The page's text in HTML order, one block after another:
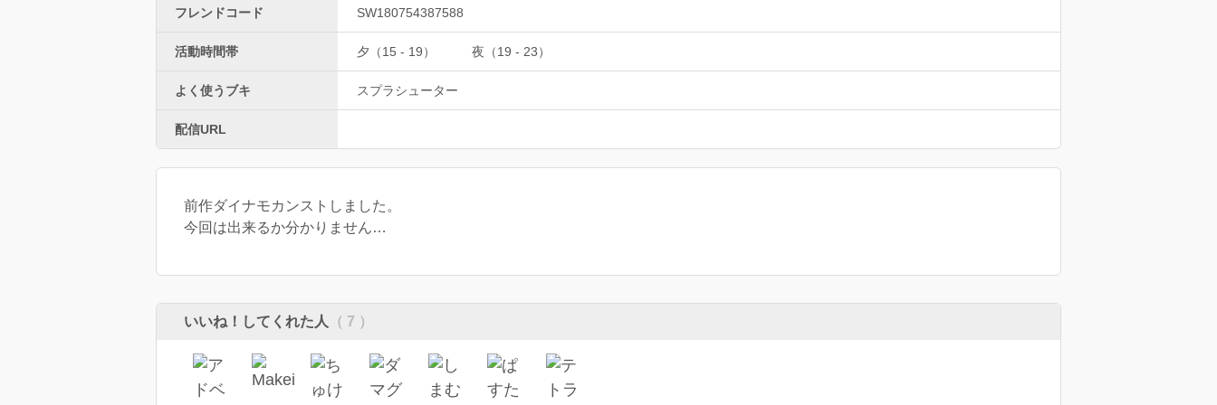
フレンドコード SW180754387588
活動時間帯 夕（15 - 19） 夜（19 - 23）
よく使うブキ スプラシューター
配信URL
前作ダイナモカンストしました。
今回は出来るか分かりません…
いいね！してくれた人 （ 7 ）